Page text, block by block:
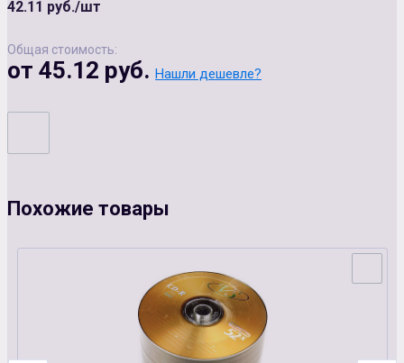
42.11 руб./шт
Общая стоимость:
от 45.12 руб. Нашли дешевле?
Похожие товары